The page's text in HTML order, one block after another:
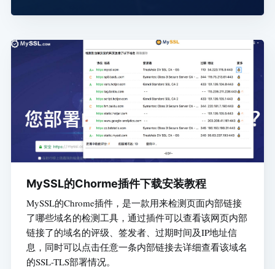
MySSL的Chorme插件下载安装教程
MySSL的Chrome插件，是一款用来检测页面内部链接
了哪些域名的检测工具，通过插件可以查看该网页内部
链接了的域名的评级、签发者、过期时间及IP地址信
息，同时可以点击任意一条内部链接去详细查看该域名
的SSL-TLS部署情况。